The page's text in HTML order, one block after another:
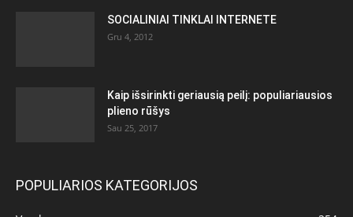
SOCIALINIAI TINKLAI INTERNETE
Gru 4, 2012
Kaip išsirinkti geriausią peilį: populiariausios
plieno rūšys
Sau 25, 2017
POPULIARIOS KATEGORIJOS